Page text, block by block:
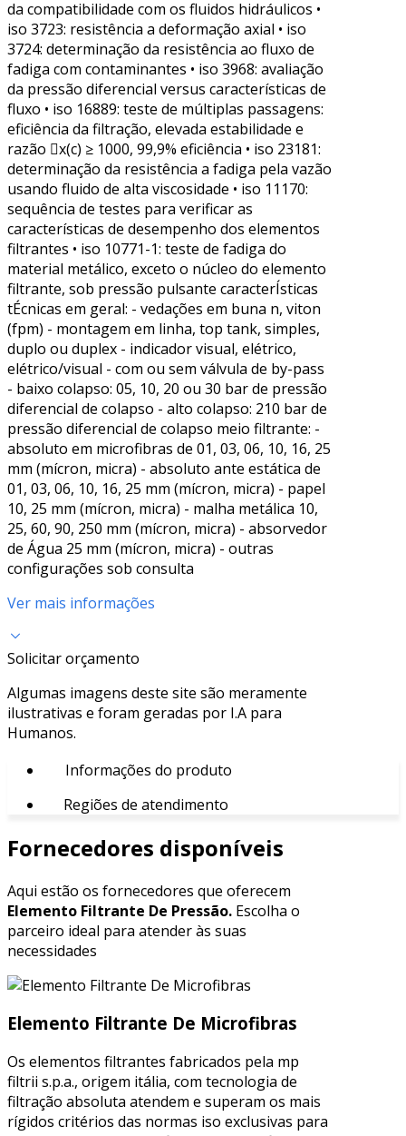
da compatibilidade com os fluidos hidráulicos •
iso 3723: resistência a deformação axial • iso
3724: determinação da resistência ao fluxo de
fadiga com contaminantes • iso 3968: avaliação
da pressão diferencial versus características de
fluxo • iso 16889: teste de múltiplas passagens:
eficiência da filtração, elevada estabilidade e
razão x(c) ≥ 1000, 99,9% eficiência • iso 23181:
determinação da resistência a fadiga pela vazão
usando fluido de alta viscosidade • iso 11170:
sequência de testes para verificar as
características de desempenho dos elementos
filtrantes • iso 10771-1: teste de fadiga do
material metálico, exceto o núcleo do elemento
filtrante, sob pressão pulsante caracterÍsticas
tÉcnicas em geral: - vedações em buna n, viton
(fpm) - montagem em linha, top tank, simples,
duplo ou duplex - indicador visual, elétrico,
elétrico/visual - com ou sem válvula de by-pass
- baixo colapso: 05, 10, 20 ou 30 bar de pressão
diferencial de colapso - alto colapso: 210 bar de
pressão diferencial de colapso meio filtrante: -
absoluto em microfibras de 01, 03, 06, 10, 16, 25
mm (mícron, micra) - absoluto ante estática de
01, 03, 06, 10, 16, 25 mm (mícron, micra) - papel
10, 25 mm (mícron, micra) - malha metálica 10,
25, 60, 90, 250 mm (mícron, micra) - absorvedor
de Água 25 mm (mícron, micra) - outras
configurações sob consulta
Ver mais informações
Solicitar orçamento
Algumas imagens deste site são meramente
ilustrativas e foram geradas por I.A para
Humanos.
Informações do produto
Regiões de atendimento
Fornecedores disponíveis
Aqui estão os fornecedores que oferecem
Elemento Filtrante De Pressão. Escolha o
parceiro ideal para atender às suas
necessidades
Elemento Filtrante De Microfibras
Os elementos filtrantes fabricados pela mp
filtrii s.p.a., origem itália, com tecnologia de
filtração absoluta atendem e superam os mais
rígidos critérios das normas iso exclusivas para